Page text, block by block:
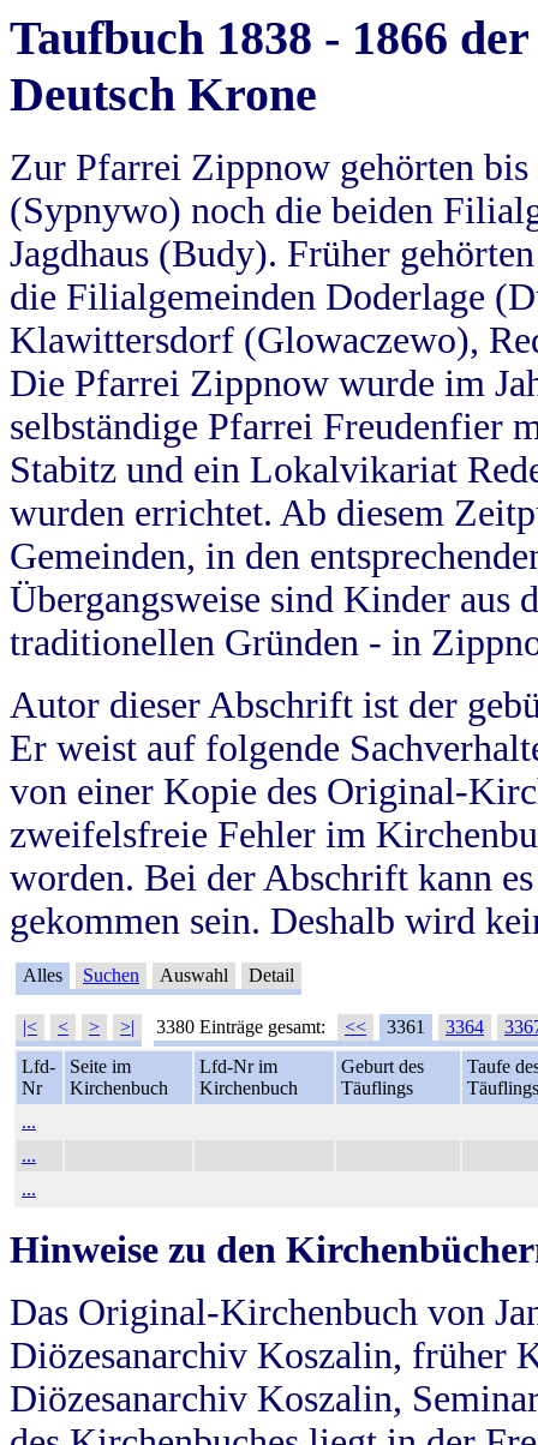
Taufbuch 1838 - 1866
Deutsch Krone
Zur Pfarrei Zippnow gehörten
(Sypnywo) noch die beiden
Jagdhaus (Budy). Früher
die Filialgemeinden Doderlage
Klawittersdorf (Glowaczewo),
Die Pfarrei Zippnow wurde im
selbständige Pfarrei Freudenfier
Stabitz und ein Lokalvikariat
wurden errichtet. Ab diesem
Gemeinden, in den
Übergangsweise sind Kinder aus
traditionellen Gründen - in
Autor dieser Abschrift ist der
Er weist auf folgende
von einer Kopie des Original-
zweifelsfreie Fehler im
worden. Bei der Abschrift kann
gekommen sein. Deshalb wird
Alles Suchen Auswahl Detail
|< < > >| 3380 Einträge gesamt: << 3361 3364
Lfd-
Nr
Seite im
Kirchenbuch
Lfd-Nr im
Kirchenbuch
Geburt des
Täuflings
Taufe
Täuflings
...
...
...
Hinweise zu den
Das Original-Kirchenbuch von
Diözesanarchiv Koszalin, früher
Diözesanarchiv Koszalin,